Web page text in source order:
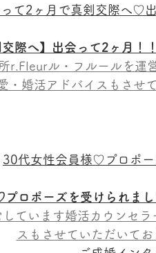
て2ヶ月で真剣交際へ♡
際へ】出会って2ヶ月！
r.Fleurル・フルールを運
・婚活アドバイスもさ
30代女性会員様♡プロポ
ロポーズを受けられまし
ています婚活カウンセラ
スもさせていただいてお